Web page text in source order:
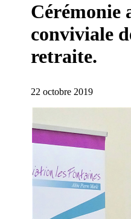
Cérémonie
conviviale
retraite.
22 octobre 2019